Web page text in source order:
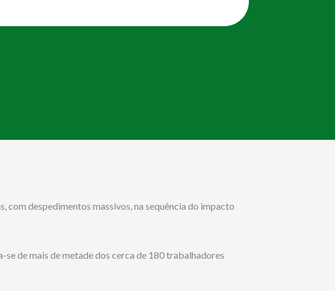
despedimentos massivos, na sequência do impacto
de mais de metade dos cerca de 180 trabalhadores